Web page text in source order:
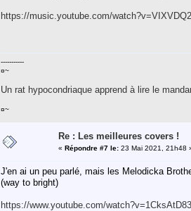
https://music.youtube.com/
-----------
¤~
Un rat hypocondriaque apprend à lire le
¤~
Re : Les meilleures covers !
« Répondre #7 le: 23 Mai 2021, 21h48
J'en ai un peu parlé, mais les Melodicka
(way to bright)
https://www.youtube.com/